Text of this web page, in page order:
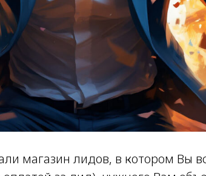
магазин лидов, в котором Вы